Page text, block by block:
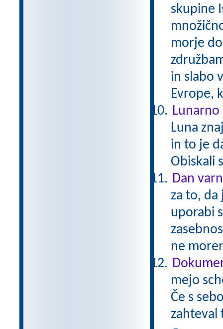
skupine
morje
in slabo
Evrope,
Luna
in to je
Obiskali
Dan
za to, da
uporabi
ne
mejo
Če s
zahteval